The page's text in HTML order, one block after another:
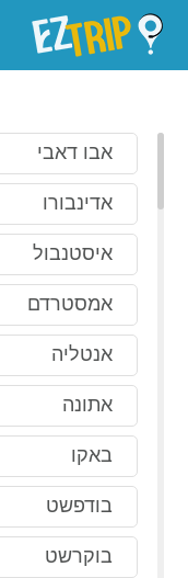
אבו דאבי
אדינבורו
איסטנבול
אמסטרדם
אנטליה
אתונה
באקו
בודפשט
בוקרשט